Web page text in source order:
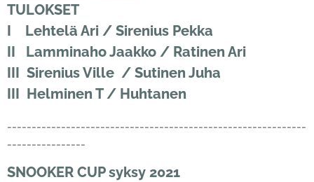
TULOKSET
I Lehtelä Ari / Sirenius Pekka
II Lamminaho Jaakko / Ratinen Ari
III Sirenius Ville / Sutinen Juha
III Helminen T / Huhtanen
-------------------------------------------------------------
----------------
SNOOKER CUP syksy 2021